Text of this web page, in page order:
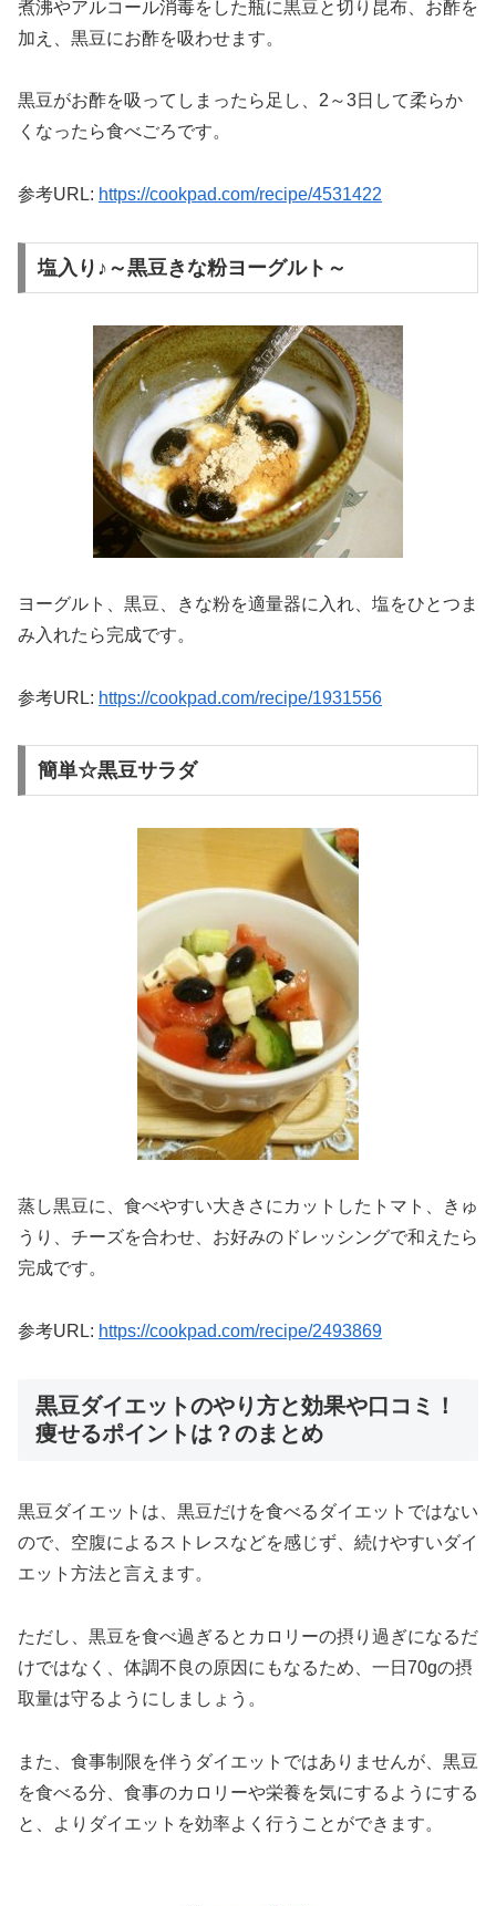
煮沸やアルコール消毒をした瓶に黒豆と切り昆布、お酢を
加え、黒豆にお酢を吸わせます。
黒豆がお酢を吸ってしまったら足し、2～3日して柔らか
くなったら食べごろです。
参考URL: https://cookpad.com/recipe/4531422
塩入り♪～黒豆きな粉ヨーグルト～
ヨーグルト、黒豆、きな粉を適量器に入れ、塩をひとつま
み入れたら完成です。
参考URL: https://cookpad.com/recipe/1931556
簡単☆黒豆サラダ
蒸し黒豆に、食べやすい大きさにカットしたトマト、きゅ
うり、チーズを合わせ、お好みのドレッシングで和えたら
完成です。
参考URL: https://cookpad.com/recipe/2493869
黒豆ダイエットのやり方と効果や口コミ！
痩せるポイントは？のまとめ
黒豆ダイエットは、黒豆だけを食べるダイエットではない
ので、空腹によるストレスなどを感じず、続けやすいダイ
エット方法と言えます。
ただし、黒豆を食べ過ぎるとカロリーの摂り過ぎになるだ
けではなく、体調不良の原因にもなるため、一日70gの摂
取量は守るようにしましょう。
また、食事制限を伴うダイエットではありませんが、黒豆
を食べる分、食事のカロリーや栄養を気にするようにする
と、よりダイエットを効率よく行うことができます。